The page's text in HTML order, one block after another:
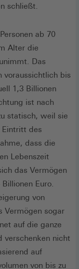
schließt.
ab 70
Alter die
Das
voraussichtlich bis
1,3 Billionen
ist nach
statisch, weil sie
Eintritt des
dass die
Lebenszeit
das Vermögen
Euro.
von
Vermögen sogar
auf die ganze
verschenken nicht
auf
von bis zu